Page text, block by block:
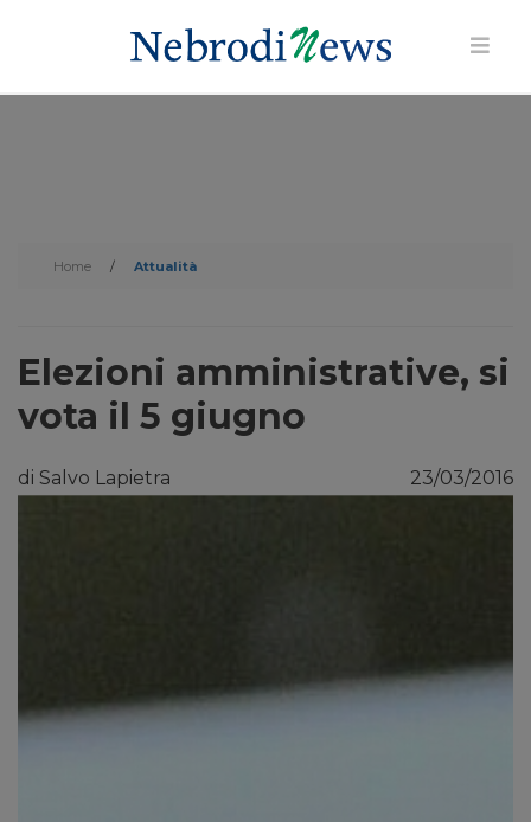
Home / Attualità
Elezioni amministrative, si
vota il 5 giugno
di Salvo Lapietra 23/03/2016